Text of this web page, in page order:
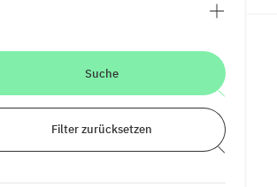
Suche
Filter zurücksetzen